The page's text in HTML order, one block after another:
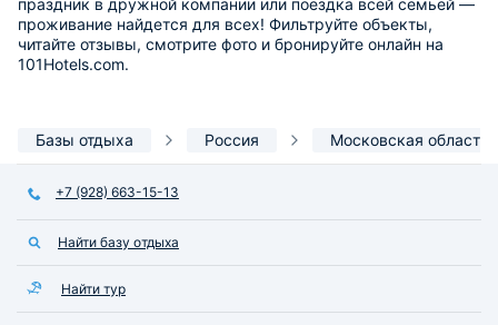
праздник в дружной компании или поездка всей семьей —
проживание найдется для всех! Фильтруйте объекты,
читайте отзывы, смотрите фото и бронируйте онлайн на
101Hotels.com.
Базы отдыха Россия Московская область
+7 (928) 663-15-13
Найти базу отдыха
Найти тур